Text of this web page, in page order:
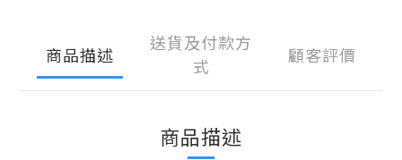
商品描述
送貨及付款方
式
顧客評價
商品描述